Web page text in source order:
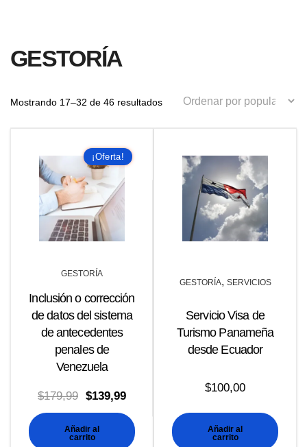
GESTORÍA
Mostrando 17–32 de 46 resultadosOrdenado
popularidad
¡Oferta!
GESTORÍA
Inclusión o corrección
de datos del sistema
de antecedentes
penales de
Venezuela
$179,99 El
precio
original
$139,99El
precio
actual
Añadir al
carrito
GESTORÍA, SERVICIOS
Servicio Visa de
Turismo Panameña
desde Ecuador
$100,00
Añadir al
carrito